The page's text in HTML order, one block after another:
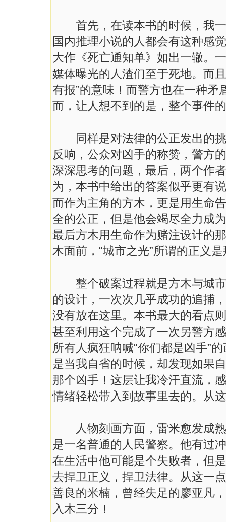
首先，在读本书的时候，我一
国内推理小说的人都会有这种感
大作《死亡通知单》如出一辙。
媒体曝光的人渣们至于死地。而
有报”的意味！而警方也在一种
而，让人想不到的是，整个事
同样是对法律的公正发出的挑
反响，公众对凶手的称赞，警方
深深思考的问题，最后，两个作
为，本书中给出的答案似乎更有
而作为主角的方木，更是用生命
全的公正，但是他会竭尽全力成
最后方木用生命作为赌注设计的
木面前，“城市之光”所谓的正义
整个破案过程就是方木与城市
的设计，一次次几乎成功的追捕
没有放在这里。本书最大的看点
甚至利用这个完成了一次另警方
所有人疯狂呐喊“你们都是凶手”
是当我自省的时候，却发现如果
那个凶手！这层让我冷汗直流，
情绪轻松带入到故事里去的。从
人物刻画方面，雷米愈发成熟
是一名普通的人民警察。他有过
在生活中他可能是个失败者，但
去捍卫正义，捍卫法律。从这一
善良的米楠，曾经失足的廖亚凡
入木三分！